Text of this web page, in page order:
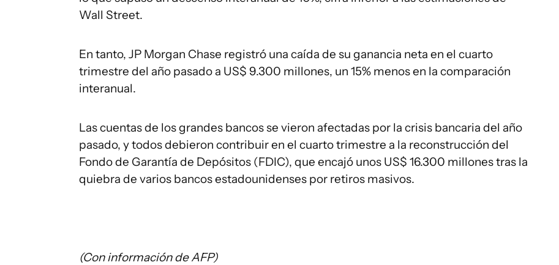
Wall Street.
En tanto, JP Morgan Chase registró una caída de su ganancia neta en el cuarto
trimestre del año pasado a US$ 9.300 millones, un 15% menos en la comparación
interanual.
Las cuentas de los grandes bancos se vieron afectadas por la crisis bancaria del año
pasado, y todos debieron contribuir en el cuarto trimestre a la reconstrucción del
Fondo de Garantía de Depósitos (FDIC), que encajó unos US$ 16.300 millones tras la
quiebra de varios bancos estadounidenses por retiros masivos.
(Con información de AFP)